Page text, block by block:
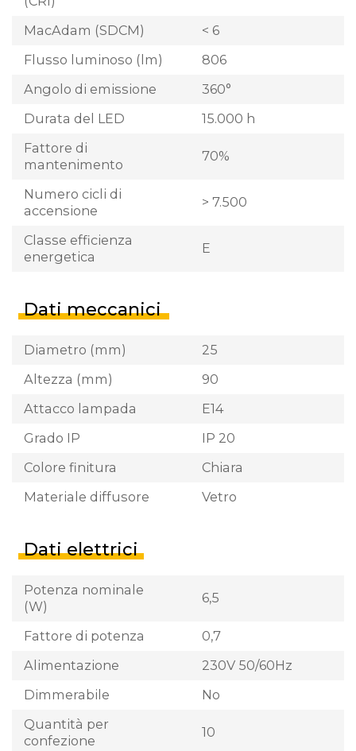
MacAdam (SDCM)
< 6
Flusso luminoso (lm)
806
Angolo di emissione
360°
Durata del LED
15.000 h
Fattore di
mantenimento
70%
Numero cicli di
accensione
> 7.500
Classe efficienza
energetica
E
Dati meccanici
Diametro (mm)
25
Altezza (mm)
90
Attacco lampada
E14
Grado IP
IP 20
Colore finitura
Chiara
Materiale diffusore
Vetro
Dati elettrici
Potenza nominale
(W)
6,5
Fattore di potenza
0,7
Alimentazione
230V 50/60Hz
Dimmerabile
No
Quantità per
confezione
10